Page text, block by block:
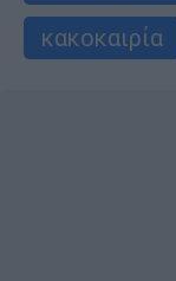
κακοκαιρία